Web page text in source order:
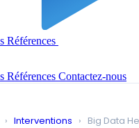
Références
Références Contactez-nous
› Interventions › Big Data